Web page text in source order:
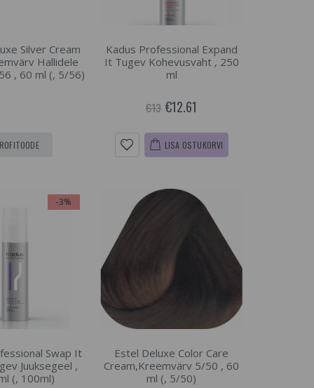
Silver Cream
Hallidele
, 60 ml (, 5/56)
Kadus Professional Expand
It Tugev Kohevusvaht , 250
ml
€13 €12.61
LISA OSTUKORVI
-3%
Swap It
Juuksegeel ,
(, 100ml)
Estel Deluxe Color Care
Cream,Kreemvärv 5/50 , 60
ml (, 5/50)